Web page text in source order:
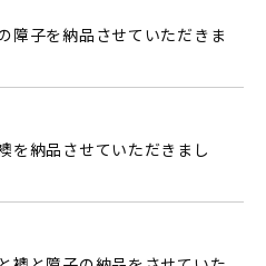
障子を納品させていただきま
を納品させていただきまし